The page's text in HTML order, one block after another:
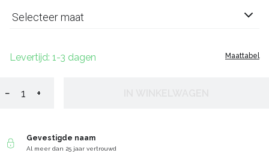
Selecteer maat
Maattabel
Levertijd: 1-3 dagen
− +
Gevestigde naam
Al meer dan 25 jaar vertrouwd